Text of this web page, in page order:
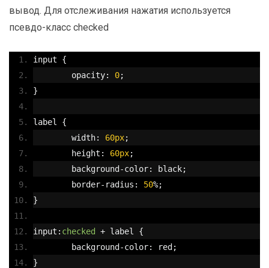
вывод. Для отслеживания нажатия используется
псевдо-класс checked
input {
	opacity
: 0;
}
label {
	width
: 60px;
	height
: 60px;
	background
-color: black;
	border
- radius : 50%;
}
input : checked + label {
	background
-color: red ;
}